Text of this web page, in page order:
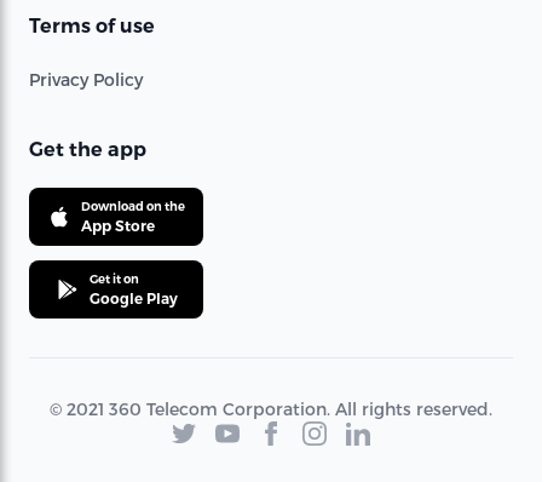
Terms of use
Privacy Policy
Get the app
Download on the
App Store
Get it on
Google Play
© 2021 360 Telecom Corporation. All rights reserved.